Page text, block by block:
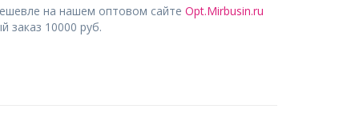
на нашем оптовом сайте Opt.Mirbusin.ru
заказ 10000 руб.